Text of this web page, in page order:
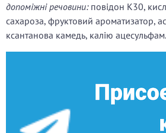
допоміжні речовини:повідон К30,
сахароза, фруктовий ароматизатор,
ксантанова камедь, калію ацесульфам.